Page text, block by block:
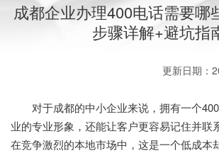
成都企业办理400电话需要哪
步骤详解+避坑指
更新日期：
对于成都的中小企业来说，拥有一个400
业的专业形象，还能让客户更容易记住并联
在竞争激烈的本地市场中，这是一个低成本